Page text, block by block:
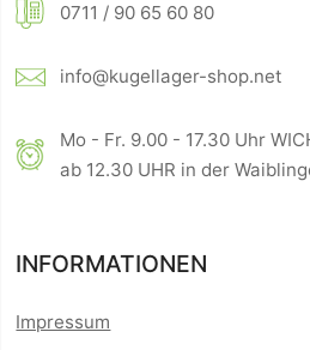
0711 / 90 65 60 80
info@kugellager-shop.net
Mo - Fr. 9.00 - 17.30 Uhr
ab 12.30 UHR in der
INFORMATIONEN
Impressum